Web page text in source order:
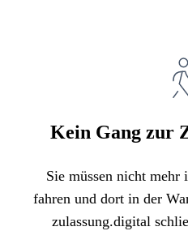
Kein Gang zur
Sie müssen nicht mehr
fahren und dort in der
zulassung.digital